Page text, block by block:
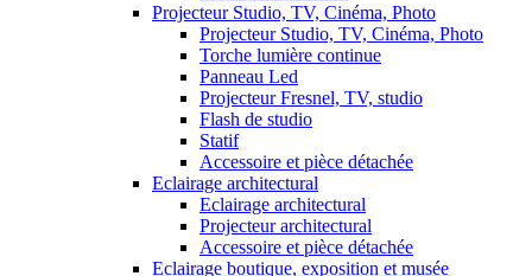
Projecteur Studio, TV, Cinéma, Photo
Projecteur Studio, TV, Cinéma, Photo
Torche lumière continue
Panneau Led
Projecteur Fresnel, TV, studio
Flash de studio
Statif
Accessoire et pièce détachée
Eclairage architectural
Eclairage architectural
Projecteur architectural
Accessoire et pièce détachée
Eclairage boutique, exposition et musée